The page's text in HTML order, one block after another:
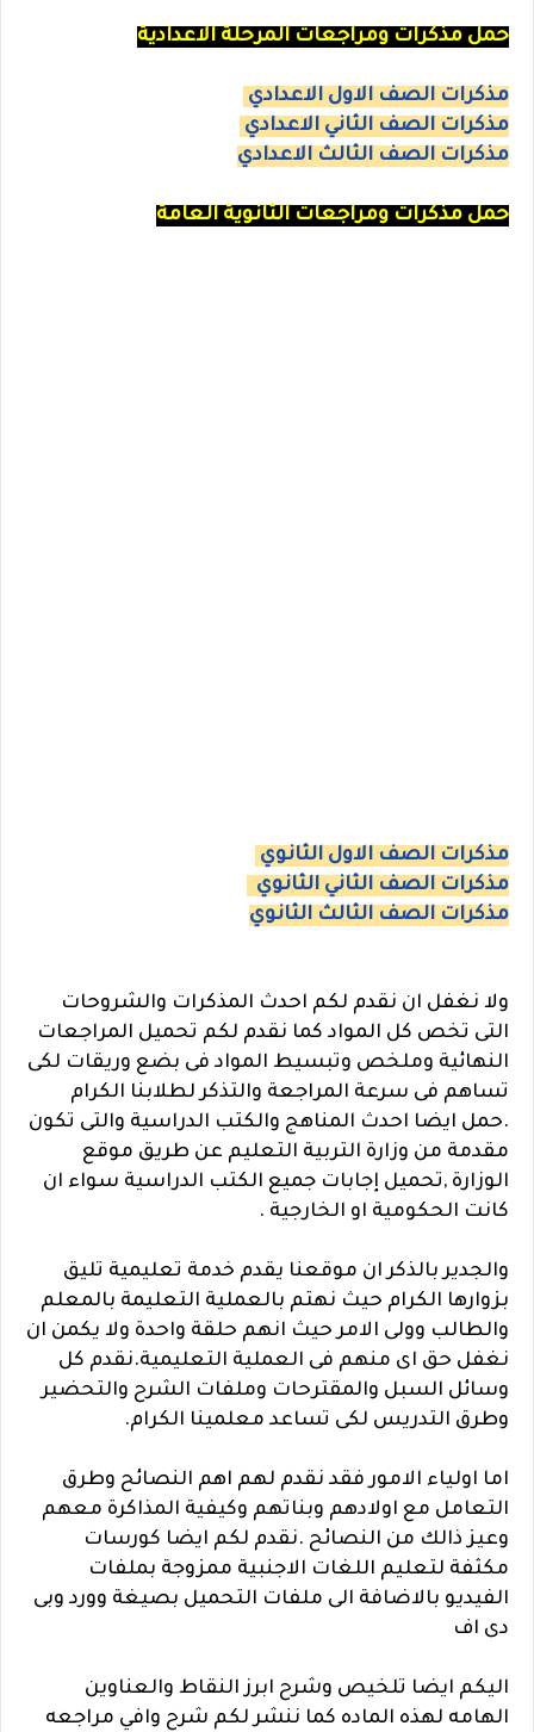
حمل مذكرات ومراجعات المرحلة الاعدادية
مذكرات الصف الاول الاعدادي
مذكرات الصف الثاني الاعدادي
مذكرات الصف الثالث الاعدادي
حمل مذكرات ومراجعات الثانوية العامة
مذكرات الصف الاول الثانوي
مذكرات الصف الثاني الثانوي
مذكرات الصف الثالث الثانوي
ولا نغفل ان نقدم لكم احدث المذكرات والشروحات
التى تخص كل المواد كما نقدم لكم تحميل المراجعات
النهائية وملخص وتبسيط المواد فى بضع وريقات لكى
تساهم فى سرعة المراجعة والتذكر لطلابنا الكرام
.حمل ايضا احدث المناهج والكتب الدراسية والتى تكون
مقدمة من وزارة التربية التعليم عن طريق موقع
الوزارة ,تحميل إجابات جميع الكتب الدراسية سواء ان
كانت الحكومية او الخارجية .
والجدير بالذكر ان موقعنا يقدم خدمة تعليمية تليق
بزوارها الكرام حيث نهتم بالعملية التعليمة بالمعلم
والطالب وولى الامر حيث انهم حلقة واحدة ولا يكمن ان
نغفل حق اى منهم فى العملية التعليمية.نقدم كل
وسائل السبل والمقترحات وملفات الشرح والتحضير
وطرق التدريس لكى تساعد معلمينا الكرام.
اما اولياء الامور فقد نقدم لهم اهم النصائح وطرق
التعامل مع اولادهم وبناتهم وكيفية المذاكرة معهم
وعيز ذالك من النصائح .نقدم لكم ايضا كورسات
مكثفة لتعليم اللغات الاجنبية ممزوجة بملفات
الفيديو بالاضافة الى ملفات التحميل بصيغة وورد وبى
دى اف
اليكم ايضا تلخيص وشرح ابرز النقاط والعناوين
الهامه لهذه الماده كما ننشر لكم شرح وافي مراجعه